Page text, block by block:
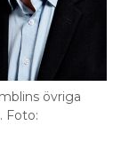
övriga
Foto: